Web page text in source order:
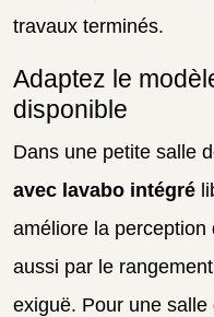
travaux terminés.
Adaptez le
disponible
Dans une petite salle
avec lavabo intégré
améliore la
aussi par le
exiguë. Pour une